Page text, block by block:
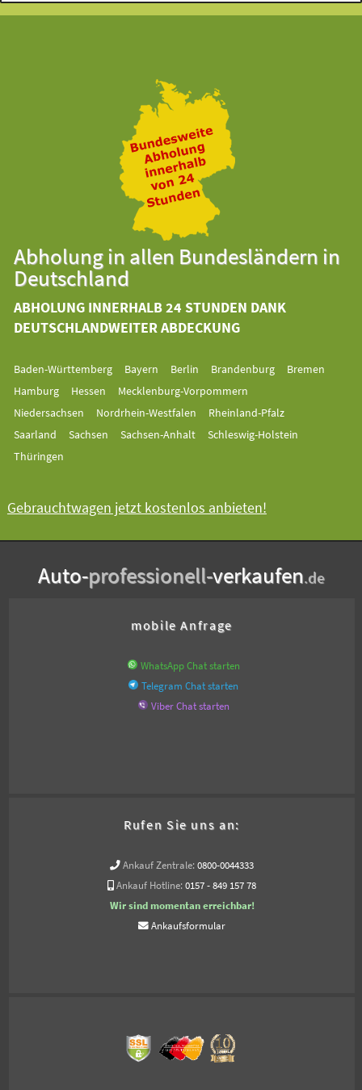
Abholung in allen Bundesländern in
Deutschland
ABHOLUNG INNERHALB 24 STUNDEN DANK
DEUTSCHLANDWEITER ABDECKUNG
Baden-Württemberg Bayern Berlin Brandenburg
Bremen
Hamburg
Hessen
Mecklenburg-Vorpommern
Niedersachsen
Nordrhein-Westfalen
Rheinland-Pfalz
Saarland
Sachsen Sachsen-Anhalt
Schleswig-Holstein
Thüringen
Gebrauchtwagen jetzt kostenlos anbieten!
Auto-professionell-verkaufen.de
mobile Anfrage
WhatsApp Chat starten
Telegram Chat starten
Viber Chat starten
Rufen Sie uns an:
Ankauf Zentrale: 0800-0044333
Ankauf Hotline: 0157 - 849 157 78
Wir sind momentan erreichbar!
Ankaufsformular